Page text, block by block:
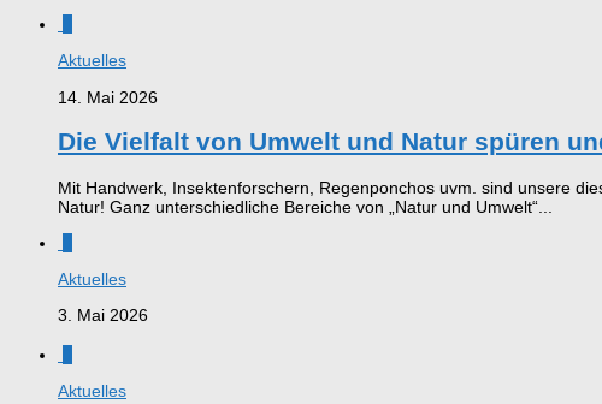
Aktuelles
14. Mai 2026
Die Vielfalt von Umwelt und Natur spüren
Mit Handwerk, Insektenforschern, Regenponchos uvm. sind unsere
Natur! Ganz unterschiedliche Bereiche von „Natur und Umwelt“...
Aktuelles
3. Mai 2026
Aktuelles